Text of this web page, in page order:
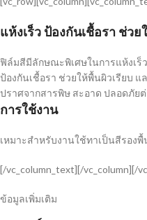
แห้งเร็ว ป้องกันเชื้อรา ช่ว
ฟิล์มสีมีลักษณะพิเศษในการแห้งเร็ว
ป้องกันเชื้อรา ช่วยให้พื้นผิวเรียบ แ
ปราศจากสารพิษ สะอาด ปลอดภัย
การใช้งาน
เหมาะสำหรับงานใช้ทาเป็นสีรอง
[/vc_column_text][/vc_column][/
ข้อมูลเพิ่มเติม